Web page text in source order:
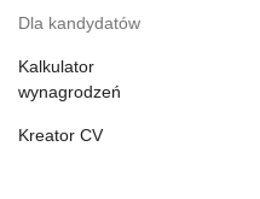
Dla kandydatów
Kalkulator
wynagrodzeń
Kreator CV